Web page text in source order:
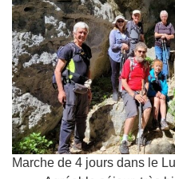
Marche de 4 jours dans le